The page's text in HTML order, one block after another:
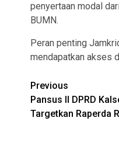
penyertaan modal
BUMN.
Peran penting
mendapatkan akses
Continue
Reading
Previous
Pansus II DPRD
Targetkan Raperda